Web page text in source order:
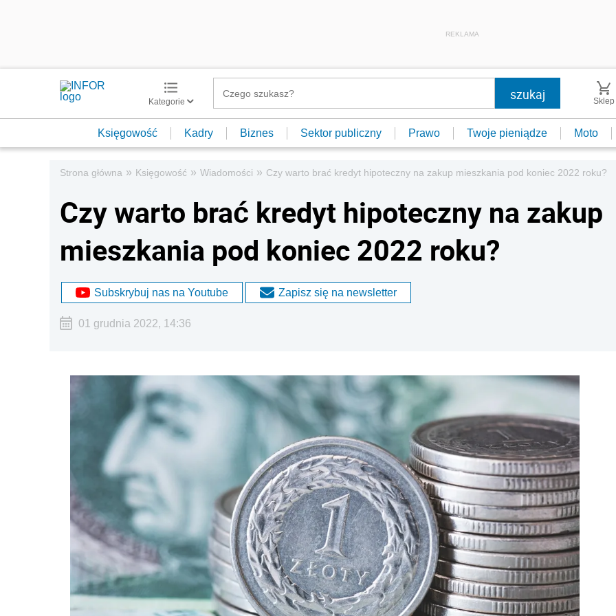
REKLAMA
Kategorie Sklep
Księgowość Kadry Biznes Sektor publiczny Prawo Twoje pieniądze Moto
Strona główna » Księgowość » Wiadomości » Czy warto brać kredyt hipoteczny na zakup mieszkania pod koniec 2022 roku?
Czy warto brać kredyt hipoteczny na zakup
mieszkania pod koniec 2022 roku?
Subskrybuj nas na Youtube Zapisz się na newsletter
01 grudnia 2022, 14:36